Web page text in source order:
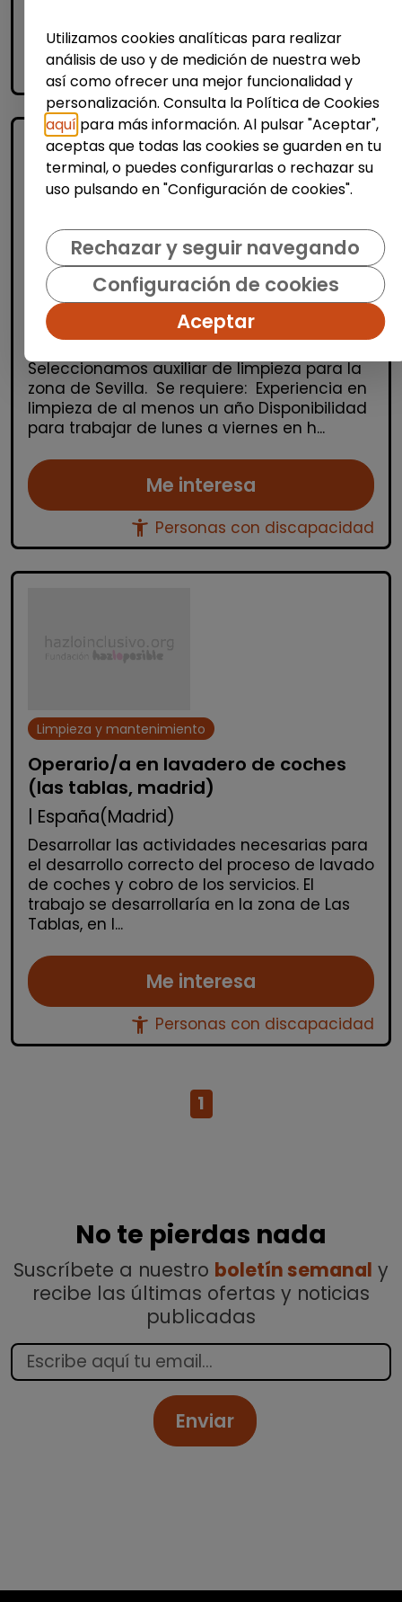
Me interesa
accessibility_newPersonas con discapacidad
Limpieza y mantenimiento
Operario/a de limpieza (Sevilla)
| España(Sevilla)
Seleccionamos auxiliar de limpieza para la
zona de Sevilla. Se requiere: Experiencia en
limpieza de al menos un año Disponibilidad
para trabajar de lunes a viernes en h...
Me interesa
accessibility_new Personas con discapacidad
Limpieza y mantenimiento
Operario/a en lavadero de coches
(las tablas, madrid)
| España(Madrid)
Desarrollar las actividades necesarias para
el desarrollo correcto del proceso de lavado
de coches y cobro de los servicios. El
trabajo se desarrollaría en la zona de Las
Tablas, en l...
Me interesa
accessibility_new Personas con discapacidad
1
No te pierdas nada
Suscríbete a nuestro boletín semanal y
recibe las últimas ofertas y noticias
publicadas
Enviar
Utilizamos cookies analíticas para realizar
análisis de uso y de medición de nuestra web
así como ofrecer una mejor funcionalidad y
personalización. Consulta la Política de Cookies
aquí para más información. Al pulsar "Aceptar",
aceptas que todas las cookies se guarden en tu
terminal, o puedes configurarlas o rechazar su
uso pulsando en "Configuración de cookies".
Rechazar y seguir navegando
Configuración de cookies
Aceptar